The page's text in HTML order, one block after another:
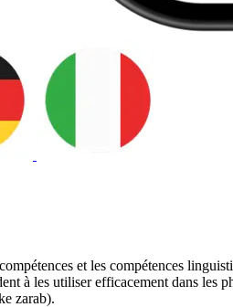
et les compétences
à les utiliser efficacement dans les
zarab).